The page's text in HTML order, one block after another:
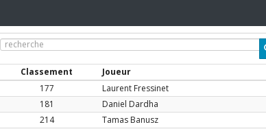
Classement
Joueur
177
Laurent Fressinet
181
Daniel Dardha
214
Tamas Banusz